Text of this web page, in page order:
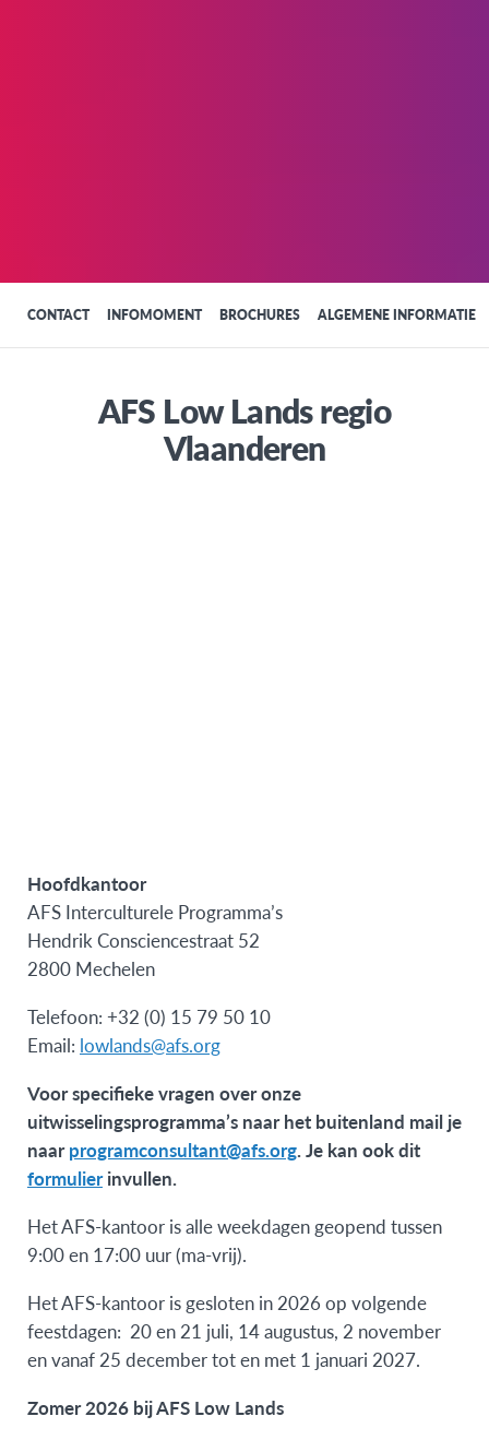
CONTACT INFOMOMENT BROCHURES ALGEMENE INFORMATIE
AFS Low Lands regio
Vlaanderen
Hoofdkantoor
AFS Interculturele Programma’s
Hendrik Consciencestraat 52
2800 Mechelen
Telefoon: +32 (0) 15 79 50 10
Email: lowlands@afs.org
Voor specifieke vragen over onze
uitwisselingsprogramma’s naar het buitenland mail je
naarprogramconsultant@afs.org. Je kan ook dit
formulierinvullen.
Het AFS-kantoor is alle weekdagen geopend tussen
9:00 en 17:00 uur (ma-vrij).
Het AFS-kantoor is gesloten in 2026 op volgende
feestdagen: 20 en 21 juli, 14 augustus, 2 november
en vanaf 25 december tot en met 1 januari 2027.
Zomer 2026 bij AFS Low Lands